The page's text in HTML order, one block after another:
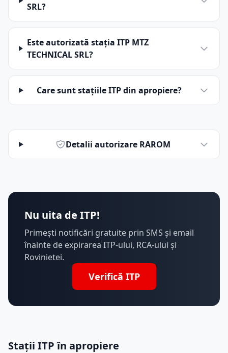
SRL?
Este autorizată stația ITP MTZ
TECHNICAL SRL?
Care sunt stațiile ITP din apropiere?
Detalii autorizare RAROM
Nu uita de ITP!
Primești notificări gratuite prin SMS și email
înainte de expirarea ITP-ului, RCA-ului și
Rovinietei.
Verifică ITP
Stații ITP în apropiere